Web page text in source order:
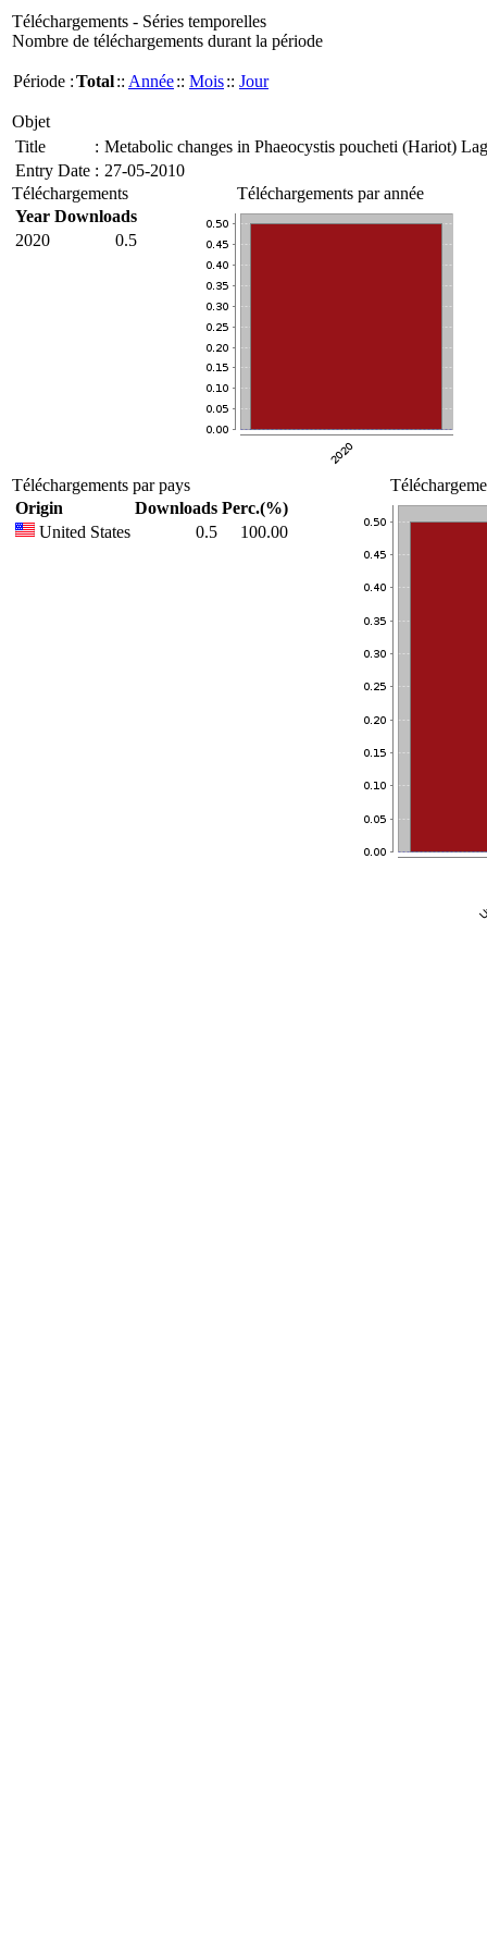
Téléchargements - Séries temporelles
Nombre de téléchargements durant la période
Période :Total:: Année:: Mois:: Jour
Objet
Title
: Metabolic changes in Phaeocystis poucheti (Hariot)
Entry Date : 27-05-2010
Téléchargements
Year Downloads
2020
0.5
Téléchargements par année
Téléchargements par pays
Origin
Downloads Perc.(%)
United States
0.5 100.00